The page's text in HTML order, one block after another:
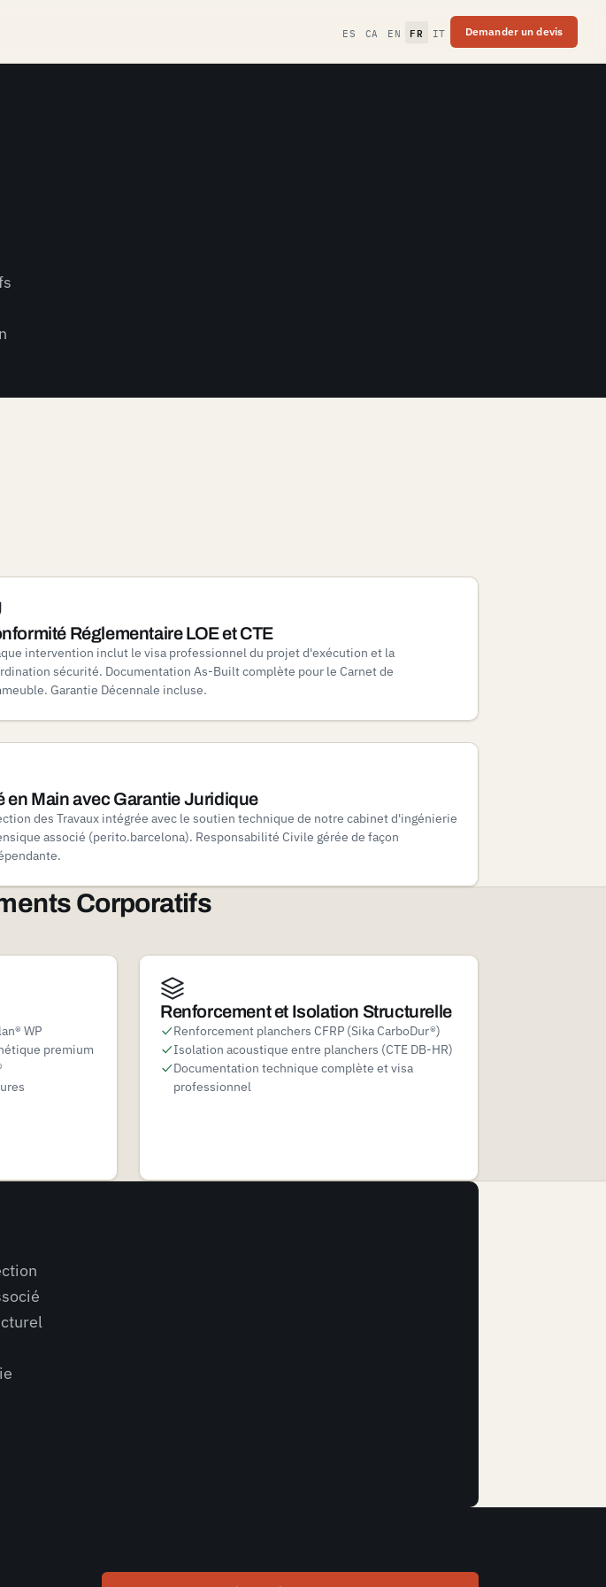
ES CA EN FR IT Demander un devis
Réglementaire LOE et CTE
intervention inclut le visa professionnel du projet d'exécution et la
sécurité. Documentation As-Built complète pour le Carnet de
Garantie Décennale incluse.
en Main avec Garantie Juridique
des Travaux intégrée avec le soutien technique de notre cabinet d'ingénierie
associé (perito.barcelona). Responsabilité Civile gérée de façon
Corporatifs
WP
premium
Renforcement et Isolation Structurelle
Renforcement planchers CFRP (Sika CarboDur®)
Isolation acoustique entre planchers (CTE DB-HR)
Documentation technique complète et visa
professionnel